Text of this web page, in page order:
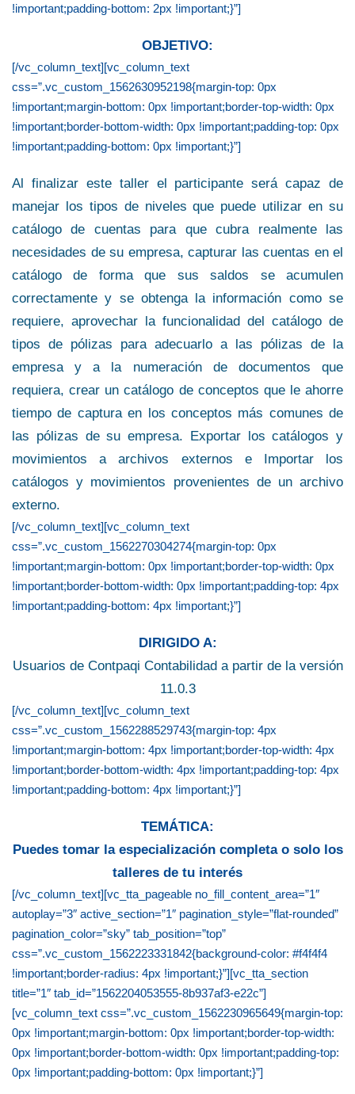
!important;padding-bottom: 2px !important;}”]
OBJETIVO:
[/vc_column_text][vc_column_text
css=”.vc_custom_1562630952198{margin-top: 0px
!important;margin-bottom: 0px !important;border-top-width: 0px
!important;border-bottom-width: 0px !important;padding-top: 0px
!important;padding-bottom: 0px !important;}”]
Al finalizar este taller el participante será capaz de
manejar los tipos de niveles que puede utilizar en su
catálogo de cuentas para que cubra realmente las
necesidades de su empresa, capturar las cuentas en el
catálogo de forma que sus saldos se acumulen
correctamente y se obtenga la información como se
requiere, aprovechar la funcionalidad del catálogo de
tipos de pólizas para adecuarlo a las pólizas de la
empresa y a la numeración de documentos que
requiera, crear un catálogo de conceptos que le ahorre
tiempo de captura en los conceptos más comunes de
las pólizas de su empresa. Exportar los catálogos y
movimientos a archivos externos e Importar los
catálogos y movimientos provenientes de un archivo
externo.
[/vc_column_text][vc_column_text
css=”.vc_custom_1562270304274{margin-top: 0px
!important;margin-bottom: 0px !important;border-top-width: 0px
!important;border-bottom-width: 0px !important;padding-top: 4px
!important;padding-bottom: 4px !important;}”]
DIRIGIDO A:
Usuarios de Contpaqi Contabilidad a partir de la versión
11.0.3
[/vc_column_text][vc_column_text
css=”.vc_custom_1562288529743{margin-top: 4px
!important;margin-bottom: 4px !important;border-top-width: 4px
!important;border-bottom-width: 4px !important;padding-top: 4px
!important;padding-bottom: 4px !important;}”]
TEMÁTICA:
Puedes tomar la especialización completa o solo los
talleres de tu interés
[/vc_column_text][vc_tta_pageable no_fill_content_area=”1″
autoplay=”3″ active_section=”1″ pagination_style=”flat-rounded”
pagination_color=”sky” tab_position=”top”
css=”.vc_custom_1562223331842{background-color: #f4f4f4
!important;border-radius: 4px !important;}”][vc_tta_section
title=”1″ tab_id=”1562204053555-8b937af3-e22c”]
[vc_column_text css=”.vc_custom_1562230965649{margin-top:
0px !important;margin-bottom: 0px !important;border-top-width:
0px !important;border-bottom-width: 0px !important;padding-top:
0px !important;padding-bottom: 0px !important;}”]